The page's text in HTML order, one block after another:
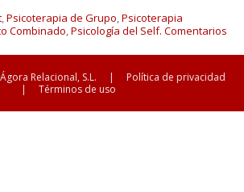
,Psicoterapia de Grupo,Psicoterapia
Combinado,Psicología del Self. Comentarios
Relacional, S.L. |
Política de privacidad
|
Términos de uso